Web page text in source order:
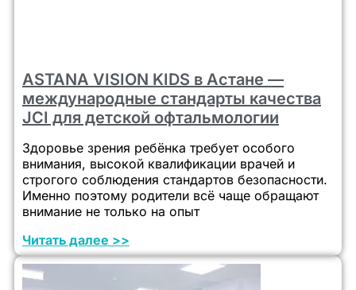
ASTANA VISION KIDS в Астане —
международные стандарты качества
JCI для детской офтальмологии
Здоровье зрения ребёнка требует особого
внимания, высокой квалификации врачей и
строгого соблюдения стандартов безопасности.
Именно поэтому родители всё чаще обращают
внимание не только на опыт
Читать далее >>